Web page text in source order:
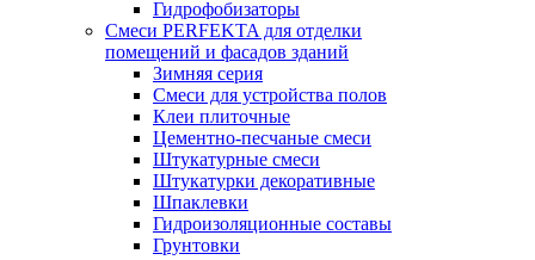
Гидрофобизаторы
Смеси PERFEKTA для отделки
помещений и фасадов зданий
Зимняя серия
Смеси для устройства полов
Клеи плиточные
Цементно-песчаные смеси
Штукатурные смеси
Штукатурки декоративные
Шпаклевки
Гидроизоляционные составы
Грунтовки